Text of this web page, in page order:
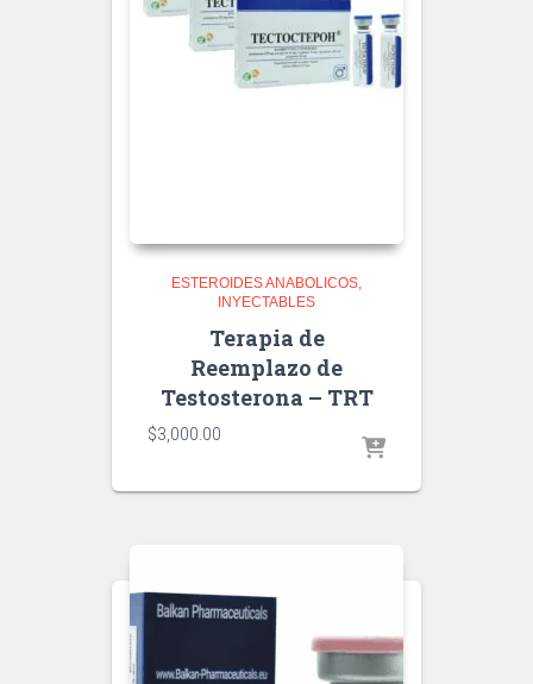
ESTEROIDES ANABOLICOS
INYECTABLES
Terapia de
Reemplazo de
Testosterona – TRT
$3,000.00